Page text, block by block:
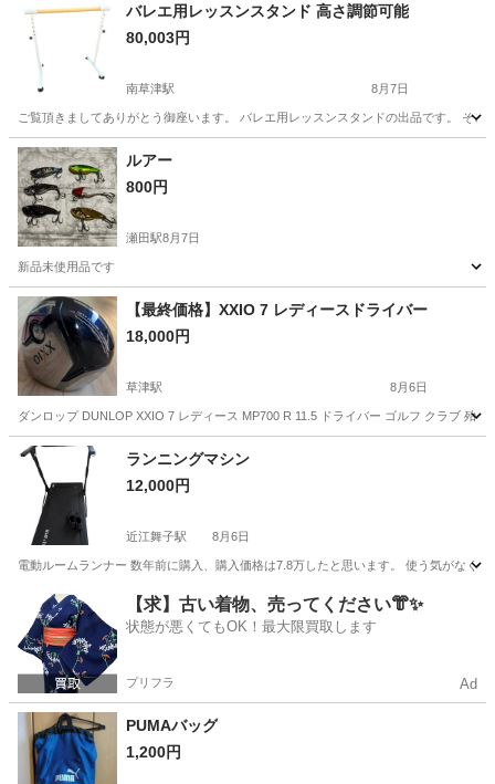
バレエ用レッスンスタンド 高さ調節可能
80,003円
南草津駅 8月7日
ご覧頂きましてありがとう御座います。 バレエ用レッスンスタンドの出品です。 そ
滋賀 草津市
ルアー
800円
瀬田駅8月7日
新品未使用品です
滋賀 大津市 瀬田駅 スポーツ
【最終価格】XXIO 7 レディースドライバー
18,000円
草津駅 8月6日
ダンロップ DUNLOP XXIO 7 レディース MP700 R 11.5 ドライバー ゴルフ クラブ 殆
滋賀 草津市 ゴルフ
ランニングマシン
12,000円
近江舞子駅 8月6日
電動ルームランナー 数年前に購入、購入価格は7.8万したと思います。 使う気がなく
滋賀 大津市 近江舞子駅 ランニング、ジョギング
【求】古い着物、売ってください👘✨
状態が悪くてもOK！最大限買取します
プリフラ Ad
PUMAバッグ
1,200円